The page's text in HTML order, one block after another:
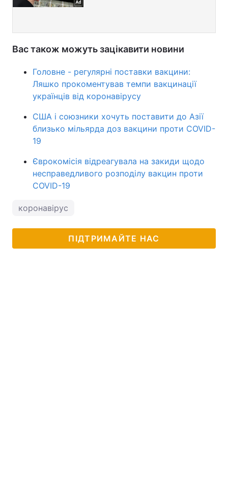
Вас також можуть зацікавити новини
Головне - регулярні поставки вакцини:
Ляшко прокоментував темпи вакцинації
українців від коронавірусу
США і союзники хочуть поставити до Азії
близько мільярда доз вакцини проти СOVID-
19
Єврокомісія відреагувала на закиди щодо
несправедливого розподілу вакцин проти
COVID-19
коронавірус
ПІДТРИМАЙТЕ НАС